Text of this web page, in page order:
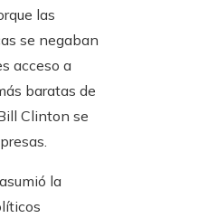
las
se negaban
acceso a
baratas de
Clinton se
la